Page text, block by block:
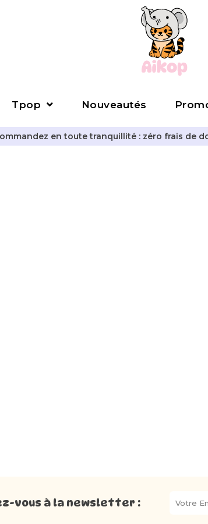
Tpop Nouveautés
en toute tranquillité : zéro frais de
vous à la newsletter :